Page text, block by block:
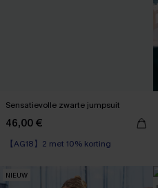
Sensatievolle zwarte jumpsuit
46,00 €
【AG18】2 met 10% korting
NIEUW